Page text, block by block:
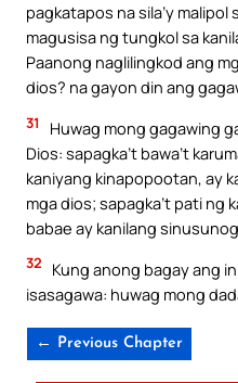
pagkatapos na sila’y
magusisa ng tungkol sa
Paanong naglilingkod ang
dios? na gayon din ang
31
Huwag mong gagawing
Dios: sapagka’t bawa’t
kaniyang kinapopootan, ay
mga dios; sapagka’t pati ng
babae ay kanilang
32
Kung anong bagay ang
isasagawa: huwag mong
← Previous Chapter